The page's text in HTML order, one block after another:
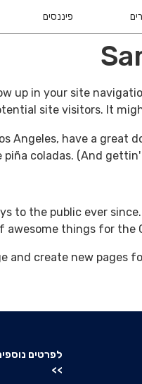
פיננסים
up in your site
site visitors. It
Angeles, have a great
piña coladas. (And
to the public ever
awesome things for the
and create new pages
לפרטים
>>